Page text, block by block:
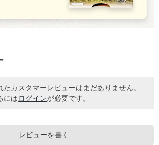
たカスタマーレビューはまだありません。
にはログインが必要です。
レビューを書く